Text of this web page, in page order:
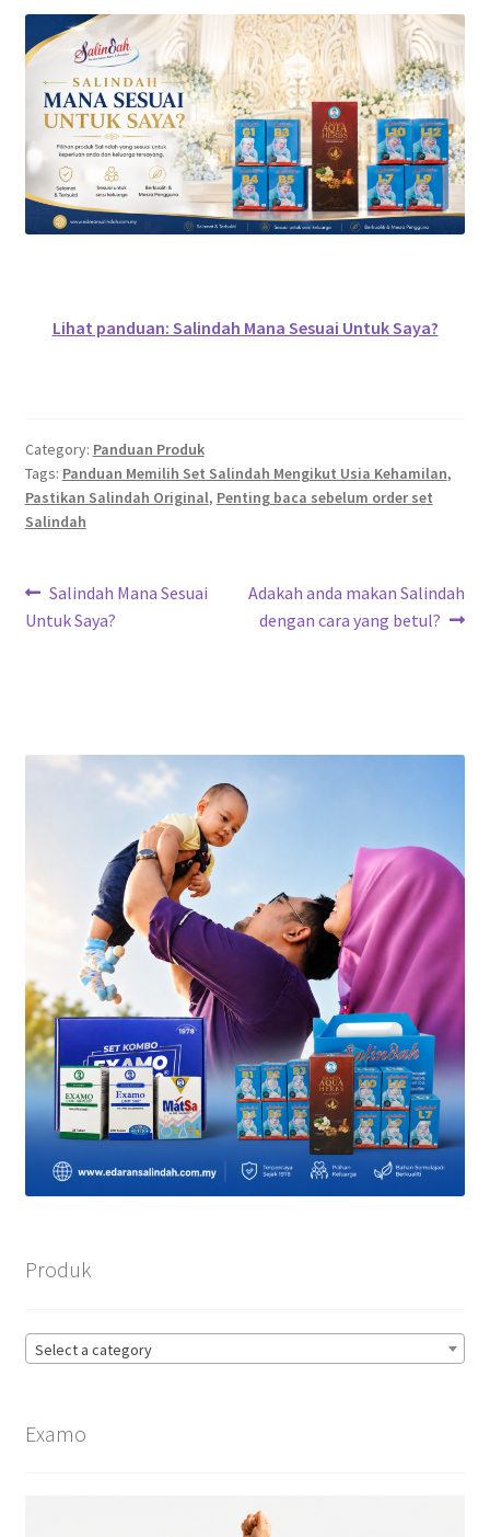
Lihat panduan: Salindah Mana Sesuai Untuk Saya?
Category: Panduan Produk
Tags: Panduan Memilih Set Salindah Mengikut Usia Kehamilan,
Pastikan Salindah Original, Penting baca sebelum order set
Salindah
Post
navigation
Previous
post:
Salindah Mana Sesuai
Untuk Saya?
Next
post:
Adakah anda makan Salindah
dengan cara yang betul?
Produk
Select a category
Examo